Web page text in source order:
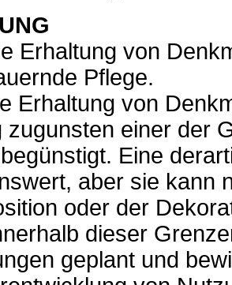
Erhaltung von
Pflege.
Erhaltung von
zugunsten einer der
Eine
aber sie kann
oder der
dieser
geplant und